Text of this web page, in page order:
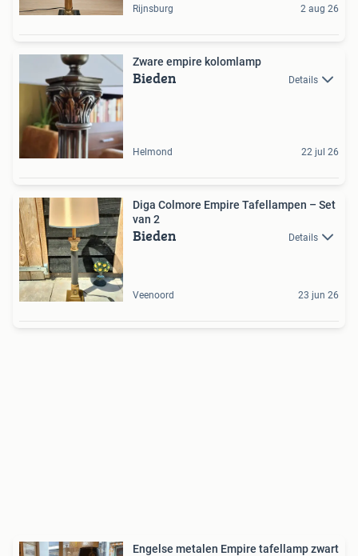
Rijnsburg 2 aug 26
Zware empire kolomlamp
Bieden Details
Helmond 22 jul 26
Diga Colmore Empire Tafellampen – Set
van 2
Bieden Details
Veenoord 23 jun 26
Engelse metalen Empire tafellamp zwart